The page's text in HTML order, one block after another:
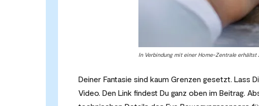
In Verbindung mit einer Home-Zentrale
Deiner Fantasie sind kaum Grenzen gesetzt. Lass
Video. Den Link findest Du ganz oben im Beitrag.